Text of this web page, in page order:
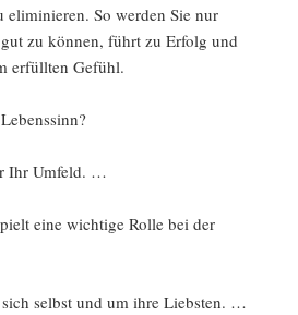
eliminieren. So werden Sie nur
zu können, führt zu Erfolg und
erfüllten Gefühl.
Ihr Umfeld. …
eine wichtige Rolle bei der
selbst und um ihre Liebsten. …